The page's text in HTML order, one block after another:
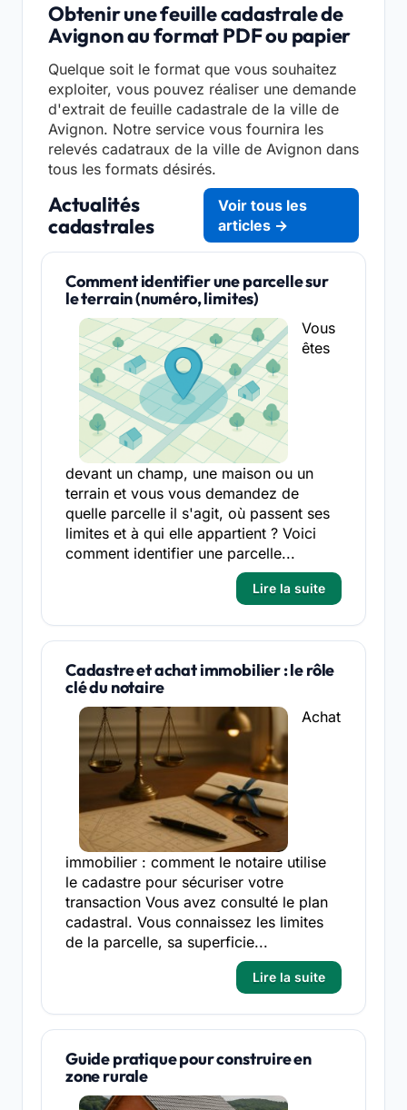
Obtenir une feuille cadastrale de
Avignon au format PDF ou papier
Quelque soit le format que vous souhaitez
exploiter, vous pouvez réaliser une demande
d'extrait de feuille cadastrale de la ville de
Avignon. Notre service vous fournira les
relevés cadatraux de la ville de Avignon dans
tous les formats désirés.
Actualités
cadastrales
Voir tous les
articles →
Comment identifier une parcelle sur
le terrain (numéro, limites)
Vous
êtes
devant un champ, une maison ou un
terrain et vous vous demandez de
quelle parcelle il s'agit, où passent ses
limites et à qui elle appartient ? Voici
comment identifier une parcelle...
Lire la suite
Cadastre et achat immobilier : le rôle
clé du notaire
Achat
immobilier : comment le notaire utilise
le cadastre pour sécuriser votre
transaction Vous avez consulté le plan
cadastral. Vous connaissez les limites
de la parcelle, sa superficie...
Lire la suite
Guide pratique pour construire en
zone rurale